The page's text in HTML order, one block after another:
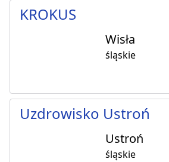
KROKUS
Wisła
śląskie
Uzdrowisko Ustroń
Ustroń
śląskie